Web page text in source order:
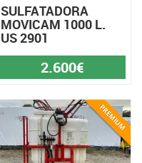
SULFATADORA
MOVICAM 1000 L.
US 2901
2.600€